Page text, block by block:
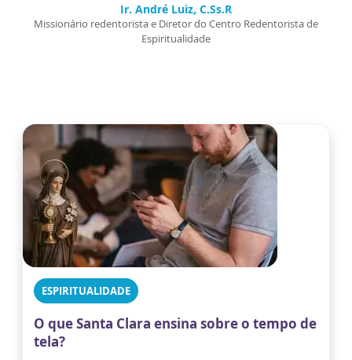
Ir. André Luiz, C.Ss.R
Missionário redentorista e Diretor do Centro Redentorista de
Espiritualidade
ESPIRITUALIDADE
O que Santa Clara ensina sobre o tempo de
tela?